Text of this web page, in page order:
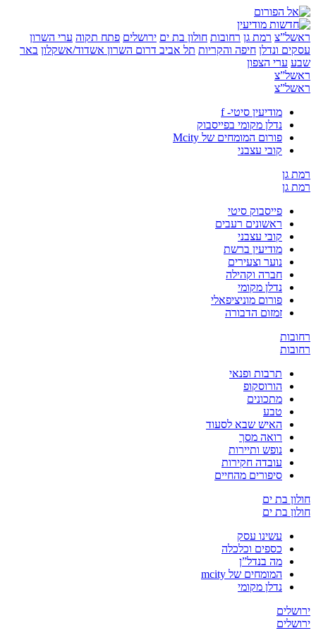
רמת גן רחובות חולון בת ים ירושלים פתח תקוה ערי השרון
ונדלן חיפה והקריות תל אביבדרום השרון אשדוד/אשקלון באר
ערי הצפון
מודיעין סיטי- f
נדלן מקומי בפייסבוק
פורום המומחים של Mcity
קובי עצבני
פייסבוק סיטי
ראשונים רעבים
קובי עצבני
מודיעין ברשת
נוער וצעירים
חברה וקהילה
נדלן מקומי
פורום מוניציפאלי
זמזום הדבורה
תרבות ופנאי
הורוסקופ
מתכונים
טבע
האיש שבא לסעוד
רואה מסך
נופש ותיירות
עובדה חקירות
סיפורים מהחיים
בת ים
בת ים
עשינו עסק
כספים וכלכלה
מה בנדל”ן
המומחים של mcity
נדלן מקומי